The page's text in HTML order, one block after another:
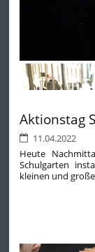
Aktionstag
11.04.2022
Heute
Schulgarten
kleinen und